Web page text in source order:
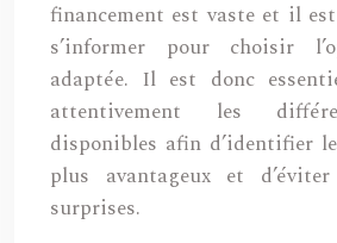
financement est vaste et il
s’informer pour choisir
adaptée. Il est donc
attentivement les
disponibles afin d’identifier
plus avantageux et
surprises.